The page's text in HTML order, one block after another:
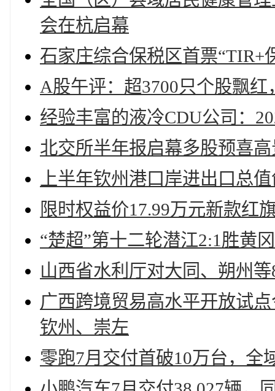
会在杭启幕
石家庄综合保税区首票“TIR+
A股午评：超3700只个股飘
经验丰富的液冷CDU公司：
北交所半年报启幕多股预喜
上半年钦州港口岸进出口总
限时权益价17.99万元新款红
“楚超”第十二轮潜江2:1胜黄
山西省水利厅对大同、朔州
广西跨境贸易高水平开放试
钦州、崇左
零跑7月交付首破10万台，全